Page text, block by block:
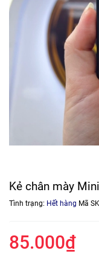
Kẻ chân mày
Tình trạng: Hết hàng Mã
85.000₫